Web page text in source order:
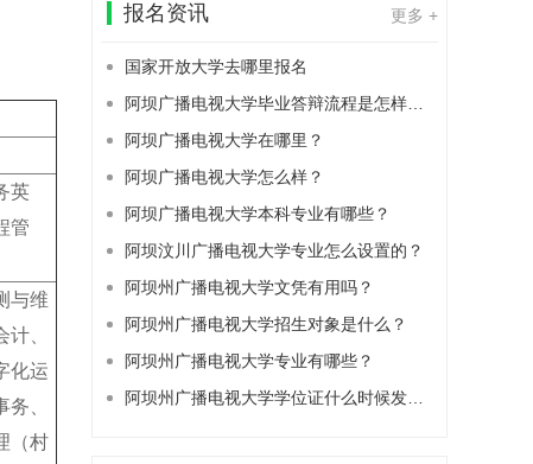
英
管
与维
、
化运
、
（村
报名资讯 更多 +
国家开放大学去哪里报名
阿坝广播电视大学毕业答辩流程是怎样的？
阿坝广播电视大学在哪里？
阿坝广播电视大学怎么样？
阿坝广播电视大学本科专业有哪些？
阿坝汶川广播电视大学专业怎么设置的？
阿坝州广播电视大学文凭有用吗？
阿坝州广播电视大学招生对象是什么？
阿坝州广播电视大学专业有哪些？
阿坝州广播电视大学学位证什么时候发下来？